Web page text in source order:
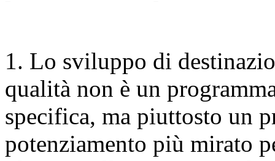
1. Lo sviluppo di
qualità non è un
specifica, ma piuttosto un
potenziamento più mirato